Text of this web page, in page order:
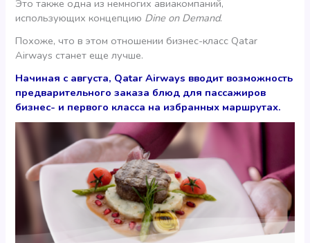
Это также одна из немногих авиакомпаний,
использующих концепцию Dine on Demand.
Похоже, что в этом отношении бизнес-класс Qatar
Airways станет еще лучше.
Начиная с августа, Qatar Airways вводит возможность
предварительного заказа блюд для пассажиров
бизнес- и первого класса на избранных маршрутах.